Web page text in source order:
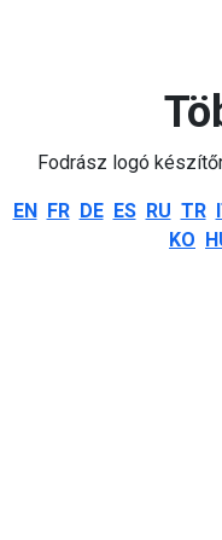
Fodrász logó
EN FR DE ES RU TR
KO